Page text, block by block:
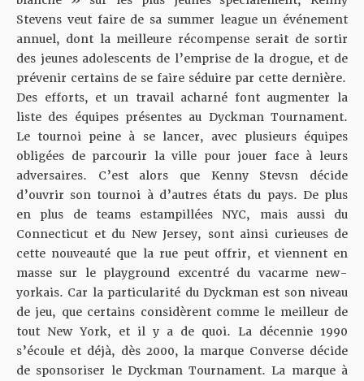
Stevens veut faire de sa summer league un événement
annuel, dont la meilleure récompense serait de sortir
des jeunes adolescents de l’emprise de la drogue, et de
prévenir certains de se faire séduire par cette dernière.
Des efforts, et un travail acharné font augmenter la
liste des équipes présentes au Dyckman Tournament.
Le tournoi peine à se lancer, avec plusieurs équipes
obligées de parcourir la ville pour jouer face à leurs
adversaires. C’est alors que Kenny Stevsn décide
d’ouvrir son tournoi à d’autres états du pays. De plus
en plus de teams estampillées NYC, mais aussi du
Connecticut et du New Jersey, sont ainsi curieuses de
cette nouveauté que la rue peut offrir, et viennent en
masse sur le playground excentré du vacarme new-
yorkais. Car la particularité du Dyckman est son niveau
de jeu, que certains considèrent comme le meilleur de
tout New York, et il y a de quoi. La décennie 1990
s’écoule et déjà, dès 2000, la marque Converse décide
de sponsoriser le Dyckman Tournament. La marque à